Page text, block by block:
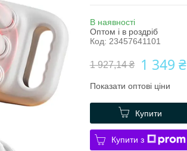
В наявності
Оптом і в роздріб
Код: 23457641101
1 927,14 ₴ 1 349 ₴
Показати оптові ціни
Купити
Купити з